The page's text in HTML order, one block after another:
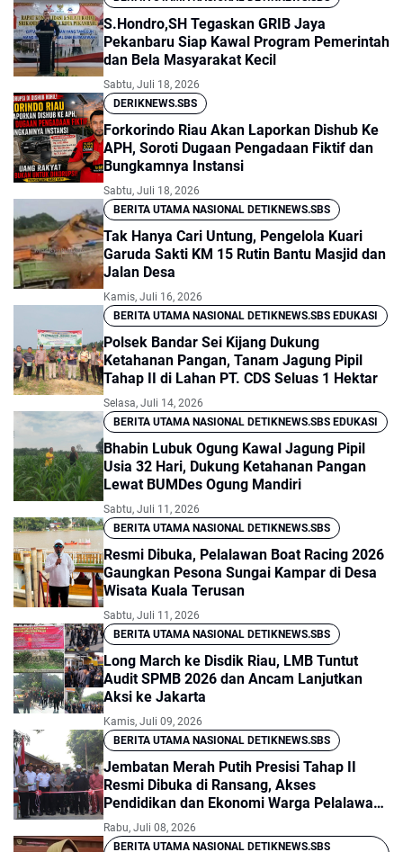
S.Hondro,SH Tegaskan GRIB Jaya
Pekanbaru Siap Kawal Program Pemerintah
dan Bela Masyarakat Kecil
Sabtu, Juli 18, 2026
DERIKNEWS.SBS
Forkorindo Riau Akan Laporkan Dishub Ke
APH, Soroti Dugaan Pengadaan Fiktif dan
Bungkamnya Instansi
Sabtu, Juli 18, 2026
BERITA UTAMA NASIONAL DETIKNEWS.SBS
Tak Hanya Cari Untung, Pengelola Kuari
Garuda Sakti KM 15 Rutin Bantu Masjid dan
Jalan Desa
Kamis, Juli 16, 2026
BERITA UTAMA NASIONAL DETIKNEWS.SBS EDUKASI
Polsek Bandar Sei Kijang Dukung
Ketahanan Pangan, Tanam Jagung Pipil
Tahap II di Lahan PT. CDS Seluas 1 Hektar
Selasa, Juli 14, 2026
BERITA UTAMA NASIONAL DETIKNEWS.SBS EDUKASI
Bhabin Lubuk Ogung Kawal Jagung Pipil
Usia 32 Hari, Dukung Ketahanan Pangan
Lewat BUMDes Ogung Mandiri
Sabtu, Juli 11, 2026
BERITA UTAMA NASIONAL DETIKNEWS.SBS
Resmi Dibuka, Pelalawan Boat Racing 2026
Gaungkan Pesona Sungai Kampar di Desa
Wisata Kuala Terusan
Sabtu, Juli 11, 2026
BERITA UTAMA NASIONAL DETIKNEWS.SBS
Long March ke Disdik Riau, LMB Tuntut
Audit SPMB 2026 dan Ancam Lanjutkan
Aksi ke Jakarta
Kamis, Juli 09, 2026
BERITA UTAMA NASIONAL DETIKNEWS.SBS
Jembatan Merah Putih Presisi Tahap II
Resmi Dibuka di Ransang, Akses
Pendidikan dan Ekonomi Warga Pelalawan
Kini Lebih Dekat
Rabu, Juli 08, 2026
BERITA UTAMA NASIONAL DETIKNEWS.SBS